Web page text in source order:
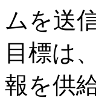
ムを送
目標は
報を供